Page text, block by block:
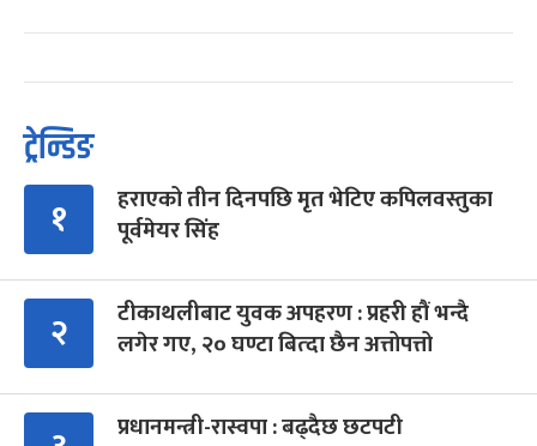
ट्रेन्डिङ
१
हराएको तीन दिनपछि मृत भेटिए कपिलवस्तुका
पूर्वमेयर सिंह
२
टीकाथलीबाट युवक अपहरण : प्रहरी हौं भन्दै
लगेर गए, २० घण्टा बित्दा छैन अत्तोपत्तो
प्रधानमन्त्री-रास्वपा : बढ्दैछ छटपटी